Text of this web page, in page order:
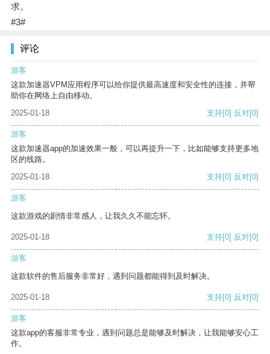
求。
#3#
评论
游客
这款加速器VPM应用程序可以给你提供最高速度和安全性的连接，并帮
助你在网络上自由移动。
2025-01-18
支持[0] 反对[0]
游客
这款加速器app的加速效果一般，可以再提升一下，比如能够支持更多地
区的线路。
2025-01-18
支持[0] 反对[0]
游客
这款游戏的剧情非常感人，让我久久不能忘怀。
2025-01-18 支持[0] 反对[0]
游客
这款软件的售后服务非常好，遇到问题都能得到及时解决。
2025-01-18 支持[0] 反对[0]
游客
这款app的客服非常专业，遇到问题总是能够及时解决，让我能够安心工
作。